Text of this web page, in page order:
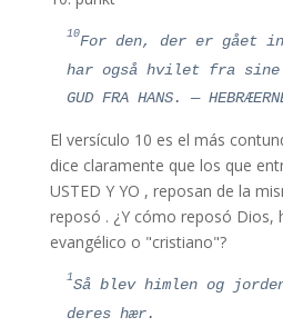
10For den, der er gået
har også hvilet fra sine
GUD FRA HANS. —
El versículo 10 es el más
dice claramente que los que
USTED Y YO , reposan de la
reposó . ¿Y cómo reposó Dios,
evangélico o "cristiano"?
1Så blev himlen og
deres hær.